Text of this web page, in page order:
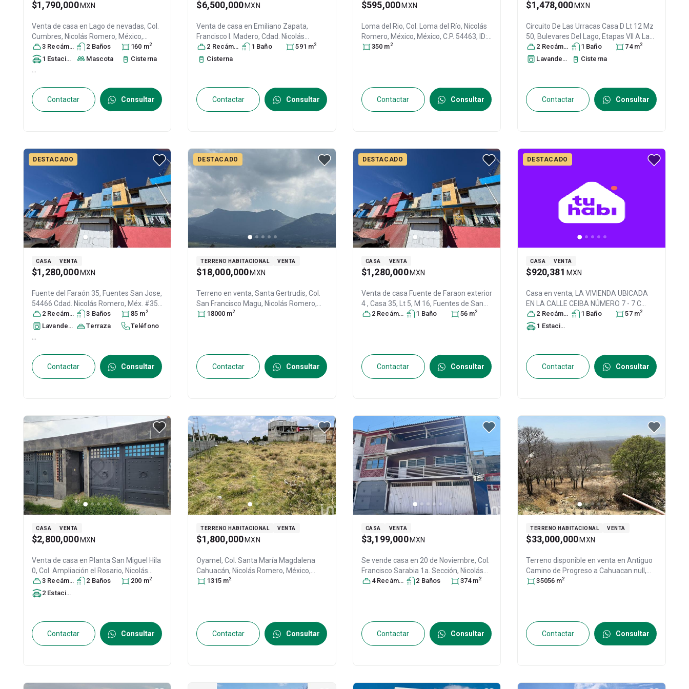
$1,790,000 MXN
Venta de casa en
Lago de nevadas, Col.
Cumbres, Nicolás Romero, México,
México, C.P. 54416 , ID:30590555
3 Recámara s 2 Baños 160 m2
1 Estacionamiento Mascota Cisterna
...
Contactar Consultar
$6,500,000 MXN
Venta de casa en Emiliano Zapata,
Francisco I. Madero, Cdad. Nicolás
Romero, Méx. #s/n, Col. Francisco I.
Madero 1a. Sección,
2 Recámara s 1 Baño 591 m2
Cisterna
Contactar Consultar
$595,000 MXN
Loma del Rio, Col. Loma del Río, Nicolás
Romero, México, México, C.P. 54463, ID:
31606221
350 m2
Contactar Consultar
$1,478,000 MXN
Circuito De Las Urracas Casa D Lt 12 Mz
50, Bulevares Del Lago, Etapas VII A La
XII, Nicolás Romero,, Col. Bulevares del
Lago,Nicolás Romero, México
2 Recámara s 1 Baño 74 m2
Lavandería Cisterna
Contactar Consultar
DESTACADO
CASA VENTA
$1,280,000 MXN
Fuente del Faraón 35, Fuentes San Jose,
54466 Cdad. Nicolás Romero, Méx. #35,
Col. Fuentes de San José,
Nicolás
Romero, México , México, C.P. 54466, ID:
2 Recámara s 3 Baños 85 m2
Lavandería Terraza Teléfono
...
Contactar Consultar
DESTACADO
TERRENO HABITACIONAL VENTA
$18,000,000 MXN
Terreno en venta,Santa Gertrudis, Col.
San Francisco Magu, Nicolás Romero,
México, México
18000 m2
Contactar Consultar
DESTACADO
CASA VENTA
$1,280,000 MXN
Venta de casa Fuente de Faraon exterior
4 , Casa 35, Lt 5, M 16, Fuentes de San
jose, Nicolas Romero, Estado de Me, Col.
2 Recámara s 1 Baño 56 m2
Contactar Consultar
DESTACADO
CASA VENTA
$920,381 MXN
Casa en venta,
LA VIVIENDA UBICADA
EN LA CALLE CEIBA NÚMERO 7 - 7 C
(SIETE GUION SIETE LETRA C), DE LA
MANZANA 23 (, Col. Santa Anita la
2 Recámara s 1 Baño 57 m2
1 Estacionamiento
Contactar Consultar
CASA VENTA
$2,800,000 MXN
Venta de casa en Planta San Miguel Hila
0, Col. Ampliación el Rosario, Nicolás
Romero, México, México, C.P. 54407, ID:
31566813
3 Recámara s 2 Baños 200 m2
2 Estacionamiento
Contactar Consultar
TERRENO HABITACIONAL VENTA
$1,800,000 MXN
Oyamel, Col. Santa María Magdalena
Cahuacán, Nicolás Romero, México,
México, C.P. 54430
1315 m2
Contactar Consultar
CASA VENTA
$3,199,000 MXN
Se vende casa en 20 de Noviembre, Col.
Francisco Sarabia 1a. Sección, Nicolás
Romero, México, México, C.P. 54473, ID:
4 Recámara s 2 Baños 374 m2
Contactar Consultar
TERRENO HABITACIONAL VENTA
$33,000,000 MXN
Terreno disponible en venta enAntiguo
Camino de Progreso a Cahuacan null,
Col. Loma de Guadalupe (La Biznaga),
35056 m2
Contactar Consultar